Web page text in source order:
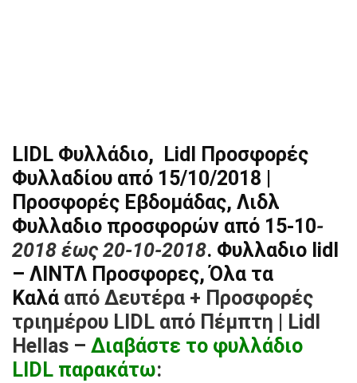
LIDL Φυλλάδιο, Lidl Προσφορές
Φυλλαδίου από 15/10/2018 |
Προσφορές Εβδομάδας, Λιδλ
Φυλλαδιο προσφορών από 15-10-
2018 έως 20-10-2018. Φυλλαδιο lidl
– ΛΙΝΤΛ Προσφορες, Όλα τα
Καλά από Δευτέρα + Προσφορές
τριημέρου LIDL από Πέμπτη
| Lidl
Hellas – Διαβάστε το φυλλάδιο
LIDL παρακάτω: